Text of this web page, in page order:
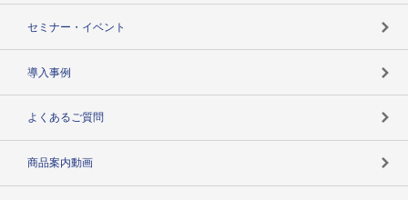
セミナー・イベント
導入事例
よくあるご質問
商品案内動画